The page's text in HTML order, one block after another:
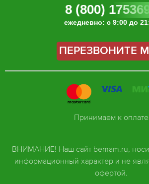
8 (800)
ежедневно: с 9:00 до
ПЕРЕЗВОНИТЕ
ВНИМАНИЕ! Наш сайт bemam.ru,
информационный характер и не
офертой.
Принимаем к оплате